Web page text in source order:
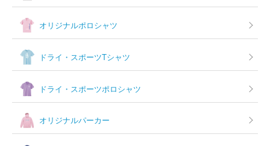
オリジナルポロシャツ
ドライ・スポーツTシャツ
ドライ・スポーツポロシャツ
オリジナルパーカー